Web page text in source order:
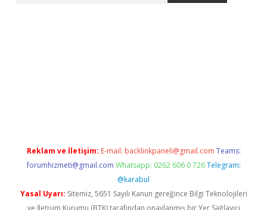
Reklam ve İletişim: E-mail: backlinkpaneli@gmail.com Teams:
forumhizmeti@gmail.com Whatsapp: 0262 606 0 726 Telegram:
@karabul
Yasal Uyarı: Sitemiz, 5651 Sayılı Kanun gereğince Bilgi Teknolojileri
ve İletişim Kurumu (BTK) tarafından onaylanmış bir Yer Sağlayıcı